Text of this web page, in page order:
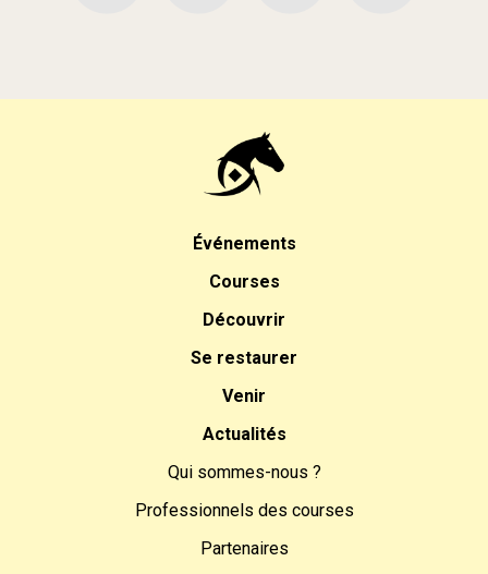
Événements
Courses
Découvrir
Se restaurer
Venir
Actualités
Qui sommes-nous ?
Professionnels des courses
Partenaires